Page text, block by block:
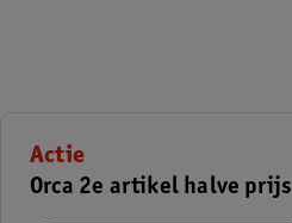
Actie
Orca 2e artikel halve prijs